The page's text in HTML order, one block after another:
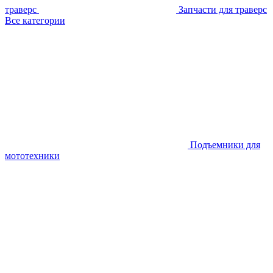
траверс
Запчасти для траверс
Все категории
Подъемники для
мототехники